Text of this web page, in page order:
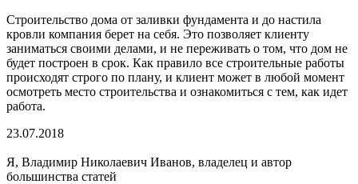
Строительство дома от заливки фундамента и до настила
кровли компания берет на себя. Это позволяет клиенту
заниматься своими делами, и не переживать о том, что дом не
будет построен в срок. Как правило все строительные работы
происходят строго по плану, и клиент может в любой момент
осмотреть место строительства и ознакомиться с тем, как идет
работа.
23.07.2018
Я, Владимир Николаевич Иванов, владелец и автор
большинства статей